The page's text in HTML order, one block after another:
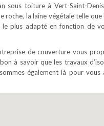
sous toiture à Vert-Saint-
roche, la laine végétale telle
plus adapté en fonction de
de couverture vous
à savoir que les travaux
également là pour vous